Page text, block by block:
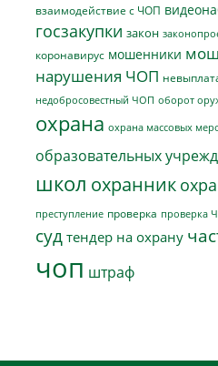
взаимодействие с ЧОП
госзакупки закон
коронавирус мошенники
нарушения ЧОП
недобросовестный ЧОП оборот
охрана охрана массовых
образовательных
школ охранник
преступление проверка проверка
суд тендер на охрану
чоп штраф